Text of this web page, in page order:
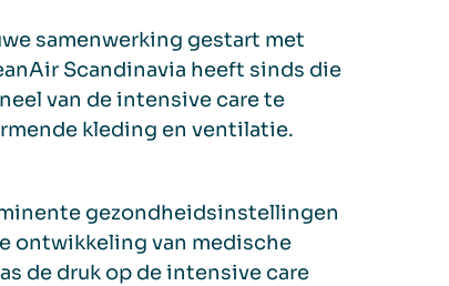
samenwerking gestart met
Scandinavia heeft sinds die
van de intensive care te
kleding en ventilatie.
gezondheidsinstellingen
ontwikkeling van medische
de druk op de intensive care